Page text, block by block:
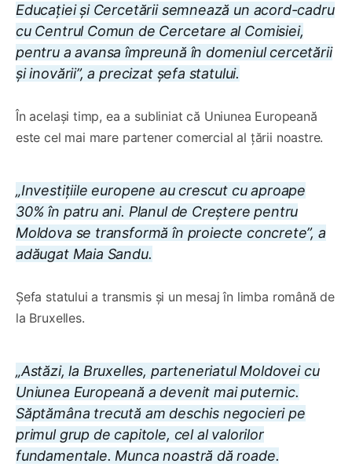
Educației și Cercetării semnează un acord-cadru
cu Centrul Comun de Cercetare al Comisiei,
pentru a avansa împreună în domeniul cercetării
și inovării”, a precizat șefa statului.
În același timp, ea a subliniat că Uniunea Europeană
este cel mai mare partener comercial al țării noastre.
„Investițiile europene au crescut cu aproape
30% în patru ani. Planul de Creștere pentru
Moldova se transformă în proiecte concrete”, a
adăugat Maia Sandu.
Șefa statului a transmis și un mesaj în limba română de
la Bruxelles.
„Astăzi, la Bruxelles, parteneriatul Moldovei cu
Uniunea Europeană a devenit mai puternic.
Săptămâna trecută am deschis negocieri pe
primul grup de capitole, cel al valorilor
fundamentale. Munca noastră dă roade.